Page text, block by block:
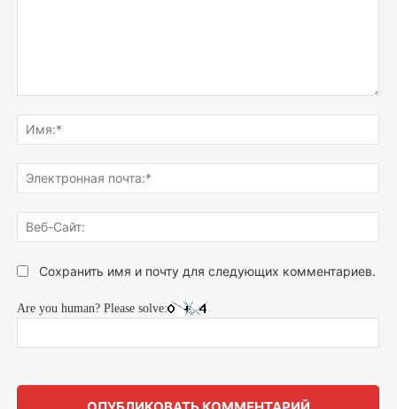
что
думаете...
Сохранить имя и почту для следующих комментариев.
Are you human? Please solve: